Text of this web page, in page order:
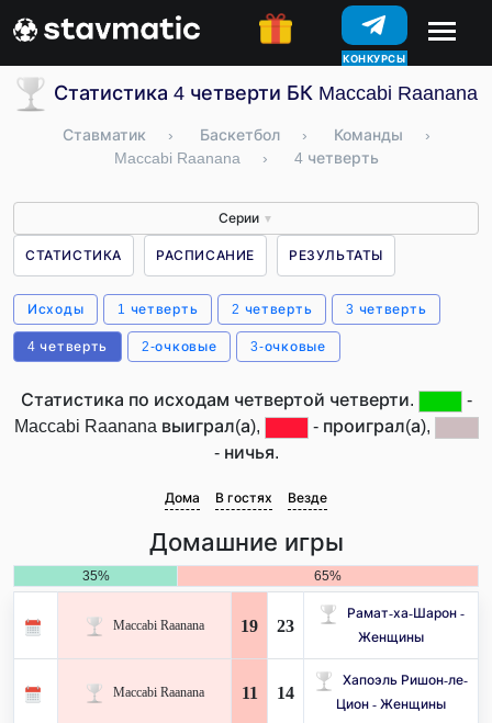
КОНКУРСЫ
Статистика 4 четверти БК Maccabi Raanana
Ставматик › Баскетбол › Команды
›
Maccabi Raanana
› 4 четверть
Серии ▼
СТАТИСТИКА РАСПИСАНИЕ РЕЗУЛЬТАТЫ
Исходы 1 четверть 2 четверть 3 четверть
4 четверть 2-очковые 3-очковые
Статистика по исходам четвертой четверти.
-
Maccabi Raanana выиграл(а),
- проиграл(а),
- ничья.
Дома В гостях Везде
Домашние игры
35% 65%
Maccabi Raanana 19 23
Рамат-ха-Шарон -
Женщины
Maccabi Raanana 11 14
Хапоэль Ришон-ле-
Цион - Женщины